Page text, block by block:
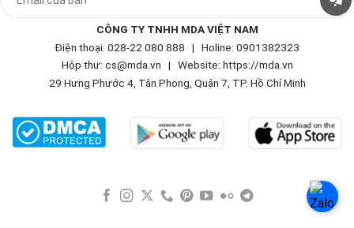
CÔNG TY TNHH MDA VIỆT NAM
Điện thoại: 028-22 080 888 | Holine: 0901382323
Hộp thư: cs@mda.vn | Website: https://mda.vn
29 Hưng Phước 4, Tân Phong, Quận 7, TP. Hồ Chí Minh